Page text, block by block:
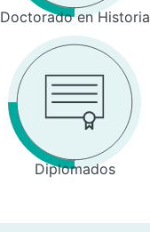
Doctorado en Historia
Diplomados